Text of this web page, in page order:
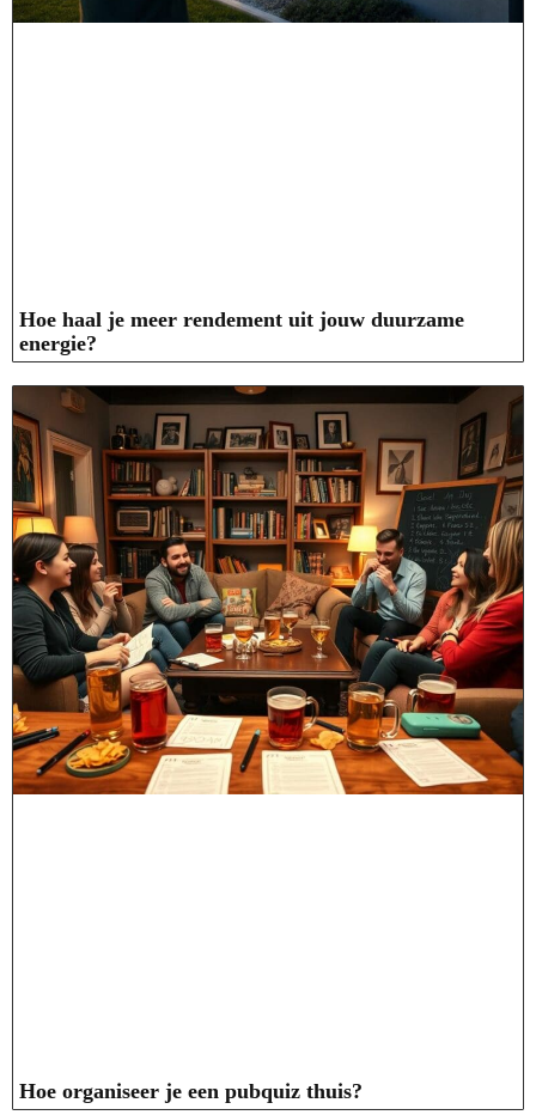
Hoe haal je meer rendement uit jouw duurzame
energie?
Hoe organiseer je een pubquiz thuis?